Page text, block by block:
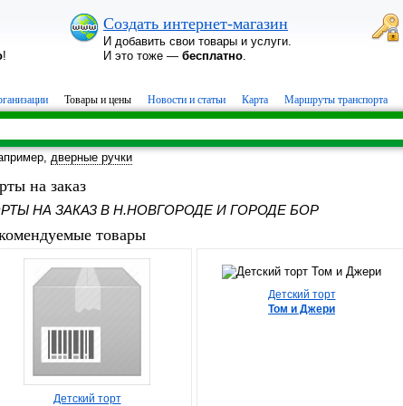
!
Создать интернет-магазин
И добавить свои товары и услуги.
И это тоже — бесплатно.
Товары и цены Новости и статьи Карта Маршруты транспорта
дверные ручки
на заказ
НА ЗАКАЗ В Н.НОВГОРОДЕ И ГОРОДЕ БОР
товары
Детский торт
Детский торт
Том и Джери